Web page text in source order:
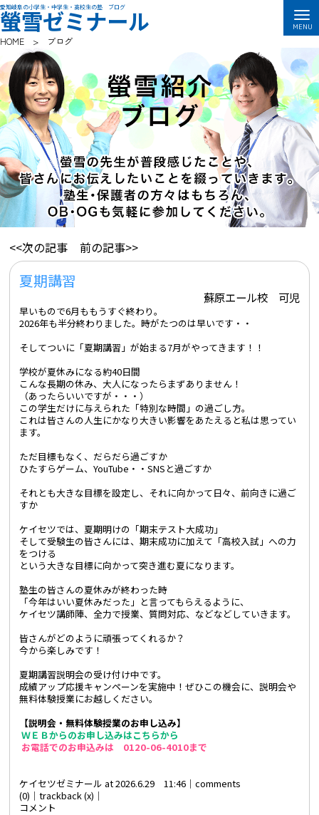
愛知岐阜の小学生・中学生・高校生の塾 ブログ
螢雪ゼミナール
HOME > ブログ
<<次の記事 前の記事>>
夏期講習
蘇原エール校 可児
早いもので6月ももうすぐ終わり。
2026年も半分終わりました。時がたつのは早いです・・
そしてついに「夏期講習」が始まる7月がやってきます！！
学校が夏休みになる約40日間
こんな長期の休み、大人になったらまずありません！
（あったらいいですが・・・）
この学生だけに与えられた「特別な時間」の過ごし方。
これは皆さんの人生にかなり大きい影響をあたえると私は思ってい
ます。
ただ目標もなく、だらだら過ごすか
ひたすらゲーム、YouTube・・SNSと過ごすか
それとも大きな目標を設定し、それに向かって日々、前向きに過ご
すか
ケイセツでは、夏期明けの「期末テスト大成功」
そして受験生の皆さんには、期末成功に加えて「高校入試」への力
をつける
という大きな目標に向かって突き進む夏になります。
塾生の皆さんの夏休みが終わった時
「今年はいい夏休みだった」と言ってもらえるように、
ケイセツ講師陣、全力で授業、質問対応、などなどしていきます。
皆さんがどのように頑張ってくれるか？
今から楽しみです！
夏期講習説明会の受け付け中です。
成績アップ応援キャンペーンを実施中！ぜひこの機会に、説明会や
無料体験授業にお越しください。
【説明会・無料体験授業のお申し込み】
ＷＥＢからのお申し込みはこちらから
お電話でのお申込みは 0120-06-4010まで
ケイセツゼミナール at 2026.6.29 11:46│ comments
(0) │trackback (x)│
コメント